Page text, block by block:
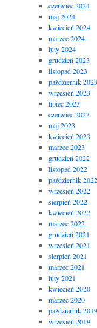
czerwiec 2024
maj 2024
kwiecień 2024
marzec 2024
luty 2024
grudzień 2023
listopad 2023
październik 2023
wrzesień 2023
lipiec 2023
czerwiec 2023
maj 2023
kwiecień 2023
marzec 2023
grudzień 2022
listopad 2022
październik 2022
wrzesień 2022
sierpień 2022
kwiecień 2022
marzec 2022
grudzień 2021
wrzesień 2021
sierpień 2021
marzec 2021
luty 2021
kwiecień 2020
marzec 2020
październik 2019
wrzesień 2019